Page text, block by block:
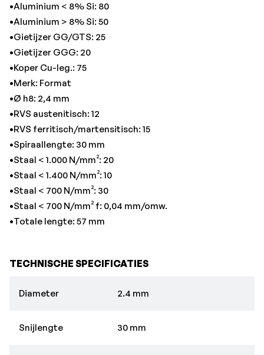
•Aluminium < 8% Si: 80
•Aluminium > 8% Si: 50
•Gietijzer GG/GTS: 25
•Gietijzer GGG: 20
•Koper Cu-leg.: 75
•Merk: Format
•Ø h8: 2,4 mm
•RVS austenitisch: 12
•RVS ferritisch/martensitisch: 15
•Spiraallengte: 30 mm
•Staal < 1.000 N/mm²: 20
•Staal < 1.400 N/mm²: 10
•Staal < 700 N/mm²: 30
•Staal < 700 N/mm² f: 0,04 mm/omw.
•Totale lengte: 57 mm
TECHNISCHE SPECIFICATIES
Diameter 2.4 mm
Snijlengte 30 mm